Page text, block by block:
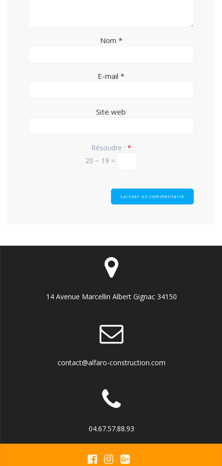
Nom *
E-mail *
Site web
Résoudre : *
20 − 19 =
14 Avenue Marcellin Albert Gignac 34150
contact@alfaro-construction.com
04.67.57.88.93